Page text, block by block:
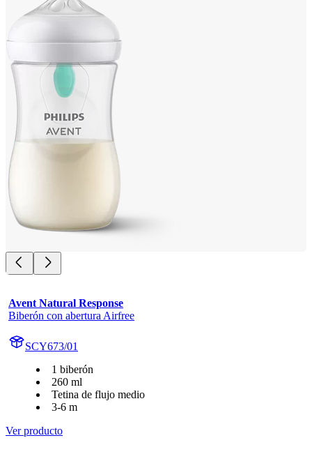
Avent Natural Response
Biberón con abertura Airfree
SCY673/01
1 biberón
260 ml
Tetina de flujo medio
3-6 m
Ver producto